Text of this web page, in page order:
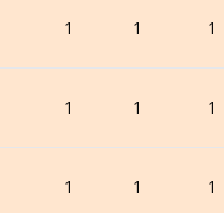
1 1 1
1 1 1
1 1 1